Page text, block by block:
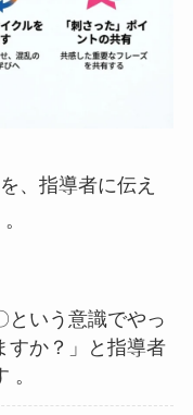
、指導者に伝え
という意識でやっ
すか？」と指導者
。